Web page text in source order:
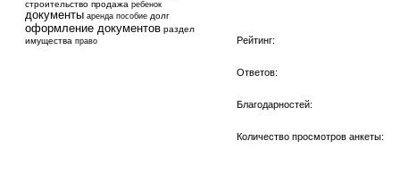
строительство продажа ребенок
документы аренда пособие долг
оформление документов раздел
имущества право Рейтинг:
Ответов:
Благодарностей:
Количество просмотров анкеты: